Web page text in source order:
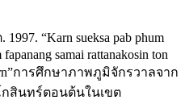
“Karn sueksa pab phum
samai rattanakosin ton
การศึกษาภาพภูมิจักรวาลจาก
สินทร์ตอนต้นในเขต